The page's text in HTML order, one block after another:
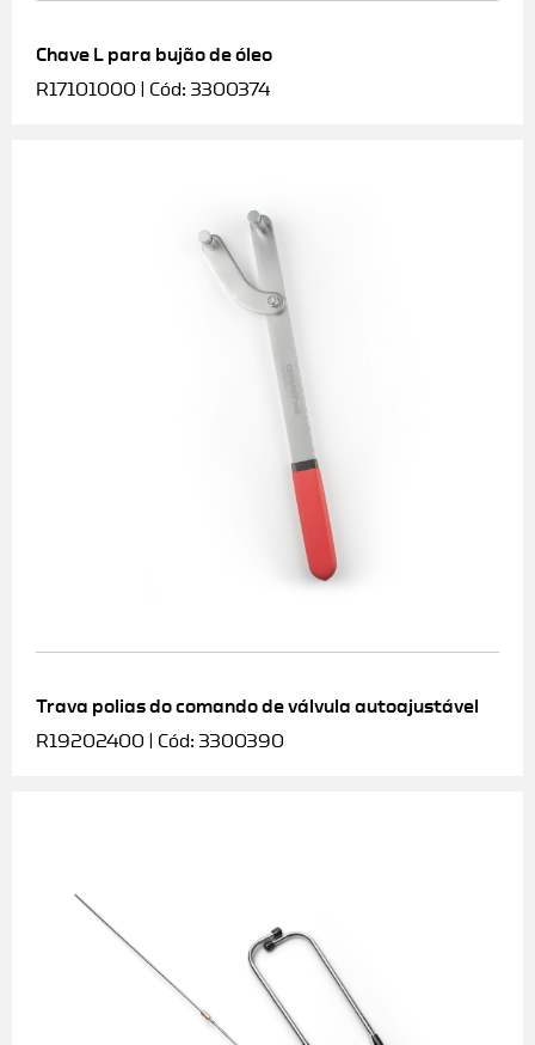
Chave L para bujão de óleo
R17101000 | Cód: 3300374
Trava polias do comando de válvula autoajustável
R19202400 | Cód: 3300390